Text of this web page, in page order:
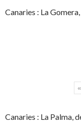
Canaries : La
«
Canaries : La Palma,